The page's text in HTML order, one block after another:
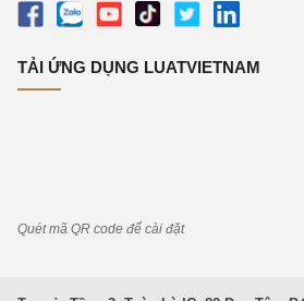
TẢI ỨNG DỤNG LUATVIETNAM
Quét mã QR code để cài đặt